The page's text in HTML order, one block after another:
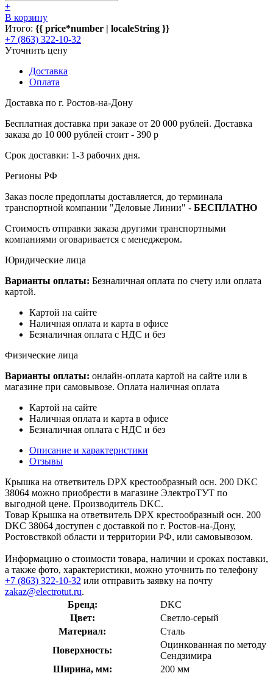
+
В корзину
Итого: {{ price*number | localeString }}
+7 (863) 322-10-32
Уточнить цену
Доставка
Оплата
Доставка по г. Ростов-на-Дону
Бесплатная доставка при заказе от 20 000 рублей. Доставка
заказа до 10 000 рублей стоит - 390 р
Срок доставки: 1-3 рабочих дня.
Регионы РФ
Заказ после предоплаты доставляется, до терминала
транспортной компании "Деловые Линии" - БЕСПЛАТНО
Стоимость отправки заказа другими транспортными
компаниями оговаривается с менеджером.
Юридические лица
Варианты оплаты: Безналичная оплата по счету или оплата
картой.
Картой на сайте
Наличная оплата и карта в офисе
Безналичная оплата с НДС и без
Физические лица
Варианты оплаты: онлайн-оплата картой на сайте или в
магазине при самовывозе. Оплата наличная оплата
Картой на сайте
Наличная оплата и карта в офисе
Безналичная оплата с НДС и без
Описание и характеристики
Отзывы
Крышка на ответвитель DPX крестообразный осн. 200 DKC
38064 можно приобрести в магазине ЭлектроТУТ по
выгодной цене. Производитель DKC.
Товар Крышка на ответвитель DPX крестообразный осн. 200
DKC 38064 доступен с доставкой по г. Ростов-на-Дону,
Ростовствкой области и территории РФ, или самовывозом.
Информацию о стоимости товара, наличии и сроках поставки,
а также фото, характеристики, можно уточнить по телефону
+7 (863) 322-10-32 или отправить заявку на почту
zakaz@electrotut.ru.
Бренд:
DKC
Цвет:
Светло-серый
Материал:
Сталь
Поверхность:
Оцинкованная по методу
Сендзимира
Ширина, мм:
200 мм